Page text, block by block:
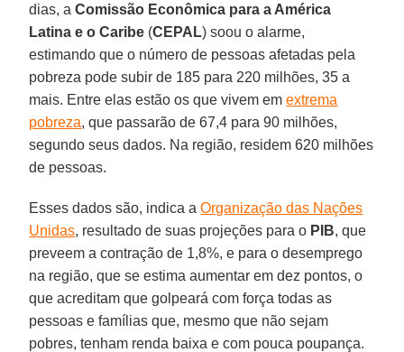
dias, aComissão Econômica para a América
Latina e o Caribe (CEPAL) soou o alarme,
estimando que o número de pessoas afetadas pela
pobreza pode subir de 185 para 220 milhões, 35 a
mais. Entre elas estão os que vivem emextrema
pobreza, que passarão de 67,4 para 90 milhões,
segundo seus dados. Na região, residem 620 milhões
de pessoas.
Esses dados são, indica aOrganização das Nações
Unidas, resultado de suas projeções para o PIB, que
preveem a contração de 1,8%, e para o desemprego
na região, que se estima aumentar em dez pontos, o
que acreditam que golpeará com força todas as
pessoas e famílias que, mesmo que não sejam
pobres, tenham renda baixa e com pouca poupança.